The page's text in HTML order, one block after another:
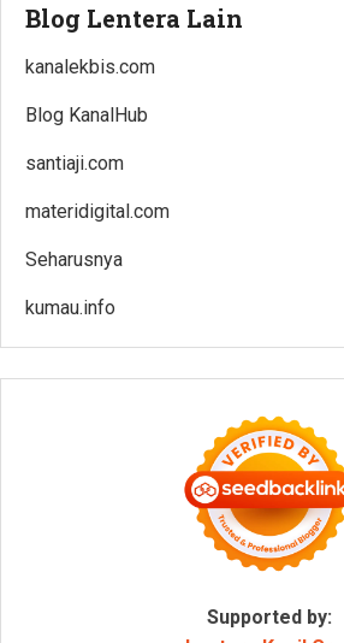
Blog Lentera Lain
kanalekbis.com
Blog KanalHub
santiaji.com
materidigital.com
Seharusnya
kumau.info
Supported by: